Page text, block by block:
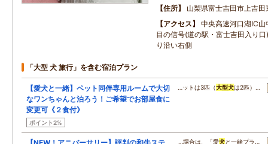
住所
山梨県富士吉田市上吉
アクセス
中央高速河口湖IC
目の信号(道の駅・富士吉田入り
り沿い右側
「大型 犬 旅行」を含む宿泊プラン
【愛犬と一緒】ペット同伴専用ルームで大切
なワンちゃんと泊ろう！ご希望でお部屋食に
変更可《２食付》
ポイント2%
…ットは3匹（大型犬は2匹）…
…場合は、「愛犬と一緒プラ…